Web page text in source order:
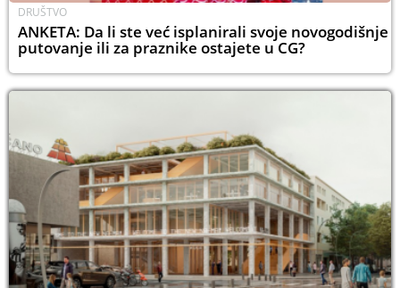
DRUŠTVO
ANKETA: Da li ste već isplanirali svoje novogodišnje
putovanje ili za praznike ostajete u CG?